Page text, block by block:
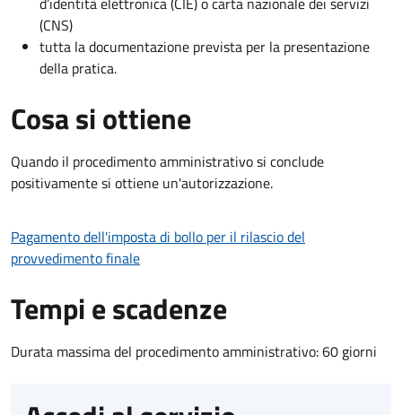
(CNS)
tutta la documentazione prevista per la presentazione
della pratica.
Cosa si ottiene
Quando il procedimento amministrativo si conclude
positivamente si ottiene un'autorizzazione.
Pagamento dell'imposta di bollo per il rilascio del
provvedimento finale
Tempi e scadenze
Durata massima del procedimento amministrativo: 60 giorni